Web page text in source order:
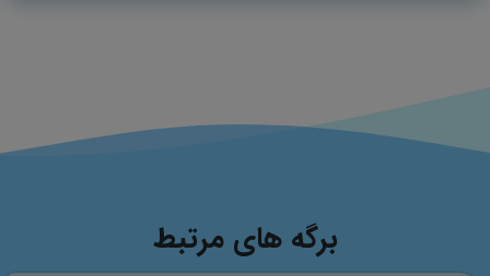
برگه های مرتبط